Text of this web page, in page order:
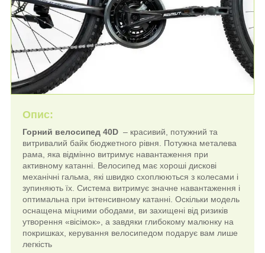
Опис:
Горний велосипед 40D – красивий, потужний та
витривалий байк бюджетного рівня.
Потужна металева
рама, яка відмінно витримує навантаження при
активному катанні. Велосипед має хороші дискові
механічні гальма, які швидко схоплюються з колесами і
зупиняють їх. Система витримує значне навантаження і
оптимальна при інтенсивному катанні. Оскільки модель
оснащена міцними ободами, ви захищені від ризиків
утворення «вісімок», а завдяки глибокому малюнку на
покришках, керування велосипедом подарує вам лише
легкість